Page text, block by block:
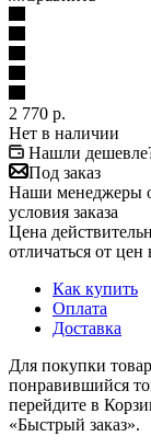
2 770 р.
Нет в наличии
Нашли
Под заказ
Наши менеджеры
условия заказа
Цена
отличаться от
Как купить
Оплата
Доставка
Для покупки
понравившийся
перейдите в
«Быстрый заказ».